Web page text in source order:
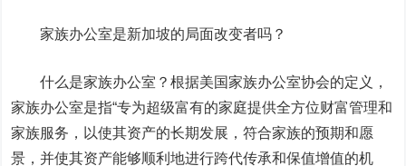
家族办公室是新加坡的局面改变者吗？
什么是家族办公室？根据美国家族办公室协会的定义，
家族办公室是指“专为超级富有的家庭提供全方位财富管理和
家族服务，以使其资产的长期发展，符合家族的预期和愿
景，并使其资产能够顺利地进行跨代传承和保值增值的机